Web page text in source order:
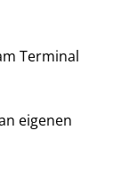
Terminal
eigenen